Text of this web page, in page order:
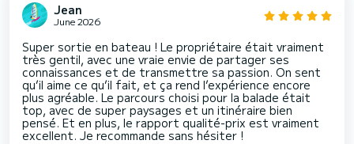
Jean
June 2026
Super sortie en bateau ! Le propriétaire était vraiment
très gentil, avec une vraie envie de partager ses
connaissances et de transmettre sa passion. On sent
qu’il aime ce qu’il fait, et ça rend l’expérience encore
plus agréable. Le parcours choisi pour la balade était
top, avec de super paysages et un itinéraire bien
pensé. Et en plus, le rapport qualité-prix est vraiment
excellent. Je recommande sans hésiter !